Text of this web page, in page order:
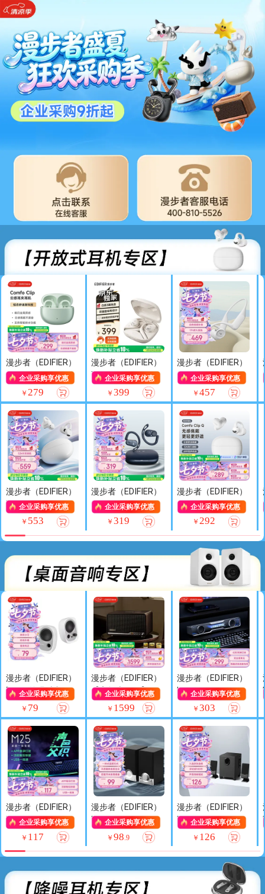
漫步者（EDIFIER）
Comfo Clip耳夹式
蓝牙耳机 骨传导升
级空气传导 开放式
跑步运动耳机 浮光
绿 七夕情人节礼物
￥279
企业采购享优惠
漫步者（EDIFIER）
Lolli Clip云感智能
耳夹 主动降噪蓝牙
耳机 运动耳机 适
用苹果华为小米 冰
川白 七夕情人节礼
￥ 553
企业采购享优惠
漫步者（EDIFIER）
X Fit 开放式蓝牙耳
机 不入耳 运动跑
步 长续航 双MIC通
话降噪 兼容眼镜
云白
￥399
企业采购享优惠
漫步者（EDIFIER）
Comfo CC开放式
蓝牙耳机 运动跑步
耳机 超长续航 适
用苹果华为小米OP
PO手机 夜蓝 七夕
情人节礼物
￥319
企业采购享优惠
漫步者（EDIFIER）
Comfo Run开放式
蓝牙耳机 骨传导升
级空气传导 运动耳
机 无线耳机 沙滩
白 七夕情人节礼物
￥457
企业采购享优惠
漫步者（EDIFIER）
【高卿尘同款】Co
mfo Clip Q 耳夹式
蓝牙耳机 开放式耳
机 翻译耳机 奶霜
白 七夕情人节礼物
￥292
企业采购享优惠
漫步者（EDIFIER）
R12U 外观时尚 音
质纯正 入门级微型
2.0桌面音响 笔记
本音箱 电脑音箱
白色
￥ 79
企业采购享优惠
漫步者（EDIFIER）
M25 一体式电脑音
响 家用桌面台式机
笔记本音箱 RGB悬
浮灯效 高保真 黑
色 毕业礼物
￥ 117
企业采购享优惠
漫步者（EDIFIER）
【高卿尘同款】S3
00 高保真复古蓝牙
音箱 HiFi音响 居家
桌面音响 黑胡桃
七夕情人节礼物
￥ 1599
企业采购享优惠
漫步者（EDIFIER）
R18T 2.0木质电脑
音响 台式笔记本桌
面音响 游戏音响
黑色
￥98 .9
企业采购享优惠
漫步者（EDIFIER）
Halo SoundBar 桌
面蓝牙音响 高保真
电脑游戏音响 RGB
灯效 破界黑 七夕
情人节礼物
￥303
企业采购享优惠
漫步者（EDIFIER）
R101V 2.1声道电
脑音响音箱 台式机
笔记本桌面音响 游
戏音响 黑色
￥ 126
企业采购享优惠